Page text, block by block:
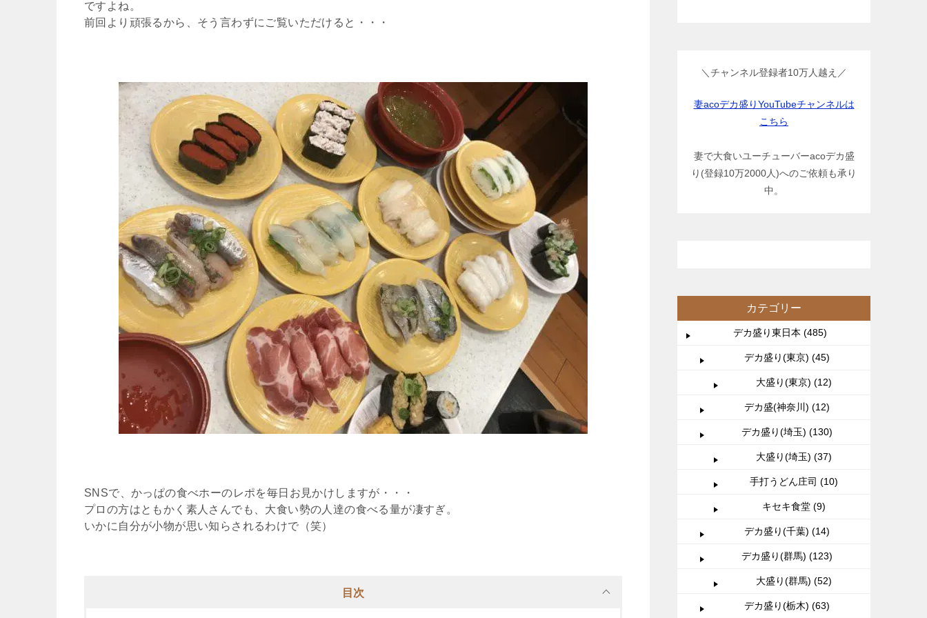
ですよね。
前回より頑張るから、そう言わずにご覧いただけると・・・
SNSで、かっぱの食べホーのレポを毎日お見かけしますが・・・
プロの方はともかく素人さんでも、大食い勢の人達の食べる量が凄すぎ。
いかに自分が小物が思い知らされるわけで（笑）
目次
＼チャンネル登録者10万人越え／
妻acoデカ盛りYouTubeチャンネルは
こちら
妻で大食いユーチューバーacoデカ盛
り(登録10万2000人)へのご依頼も承り
中。
カテゴリー
デカ盛り東日本 (485)
デカ盛り(東京) (45)
大盛り(東京) (12)
デカ盛(神奈川) (12)
デカ盛り(埼玉) (130)
大盛り(埼玉) (37)
手打うどん庄司 (10)
キセキ食堂 (9)
デカ盛り(千葉) (14)
デカ盛り(群馬) (123)
大盛り(群馬) (52)
デカ盛り(栃木) (63)